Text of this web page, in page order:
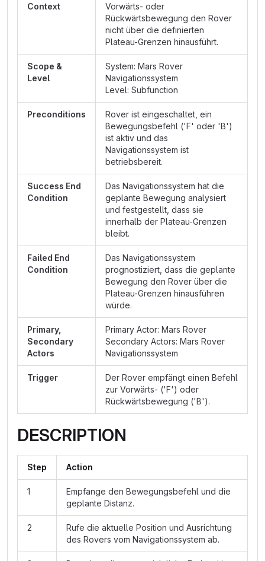
Context
Vorwärts- oder
Rückwärtsbewegung den Rover
nicht über die definierten
Plateau-Grenzen hinausführt.
Scope &
Level
System: Mars Rover
Navigationssystem
Level: Subfunction
Preconditions
Rover ist eingeschaltet, ein
Bewegungsbefehl ('F' oder 'B')
ist aktiv und das
Navigationssystem ist
betriebsbereit.
Success End
Condition
Das Navigationssystem hat die
geplante Bewegung analysiert
und festgestellt, dass sie
innerhalb der Plateau-Grenzen
bleibt.
Failed End
Condition
Das Navigationssystem
prognostiziert, dass die geplante
Bewegung den Rover über die
Plateau-Grenzen hinausführen
würde.
Primary,
Secondary
Actors
Primary Actor: Mars Rover
Secondary Actors: Mars Rover
Navigationssystem
Trigger
Der Rover empfängt einen Befehl
zur Vorwärts- ('F') oder
Rückwärtsbewegung ('B').
DESCRIPTION
Step Action
1
Empfange den Bewegungsbefehl und die
geplante Distanz.
2
Rufe die aktuelle Position und Ausrichtung
des Rovers vom Navigationssystem ab.